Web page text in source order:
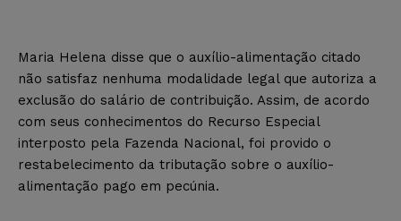
Maria Helena disse que o auxílio-alimentação citado
não satisfaz nenhuma modalidade legal que autoriza a
exclusão do salário de contribuição. Assim, de acordo
com seus conhecimentos do Recurso Especial
interposto pela Fazenda Nacional, foi provido o
restabelecimento da tributação sobre o auxílio-
alimentação pago em pecúnia.